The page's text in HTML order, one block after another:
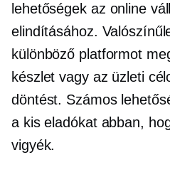
lehetőségek az online
elindításához.
különböző platformot
készlet vagy az üzleti
döntést. Számos
a kis eladókat abban,
vigyék.